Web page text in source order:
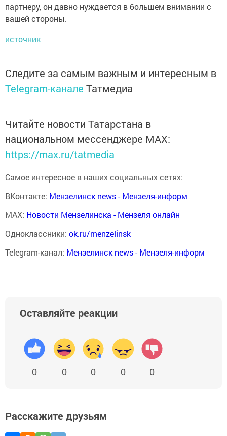
партнеру, он давно нуждается в большем внимании с
вашей стороны.
источник
Следите за самым важным и интересным в
Telegram-канале Татмедиа
Читайте новости Татарстана в
национальном мессенджере MАХ:
https://max.ru/tatmedia
Самое интересное в наших социальных сетях:
ВКонтакте: Мензелинск news - Мензеля-информ
MAX: Новости Мензелинска - Мензеля онлайн
Одноклассники: ok.ru/menzelinsk
Telegram-канал: Мензелинск news - Мензеля-информ
Оставляйте реакции
0 0 0 0 0
Расскажите друзьям